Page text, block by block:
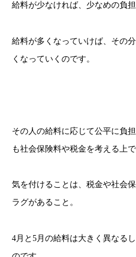
給料が少なければ、少なめの負担
給料が多くなっていけば、その
くなっていくのです。
その人の給料に応じて公平に負
も社会保険料や税金を考える上
気を付けることは、税金や社会
ラグがあること。
4月と5月の給料は大きく異なる